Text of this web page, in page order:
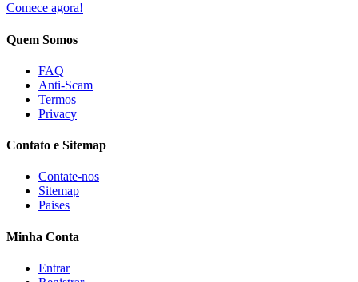
Comece agora!
Quem Somos
FAQ
Anti-Scam
Termos
Privacy
Contato e Sitemap
Contate-nos
Sitemap
Paises
Minha Conta
Entrar